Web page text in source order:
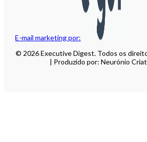
E-mail marketing por:
© 2026 Executive Digest. Todos os
| Produzido por: Neurónio